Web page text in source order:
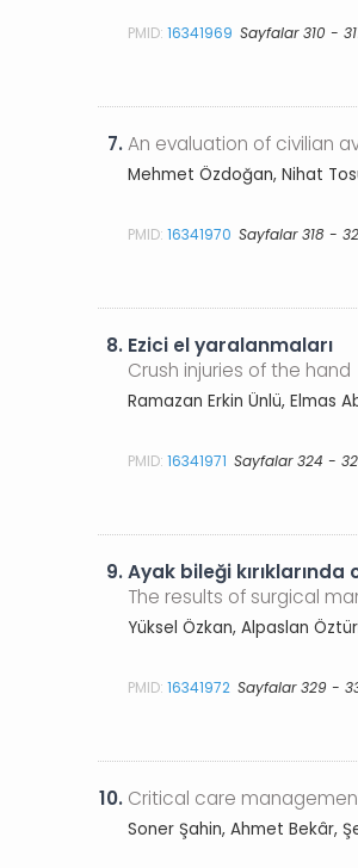
PMID:16341969 Sayfalar 310 -
7.An evaluation of civilian
Mehmet Özdoğan, Nihat
PMID:16341970 Sayfalar 318 -
8. Ezici el yaralanmaları
Crush injuries of the hand
Ramazan Erkin Ünlü, Elmas
PMID:16341971 Sayfalar 324 -
9.Ayak bileği
The results of surgical
Yüksel Özkan, Alpaslan
PMID:16341972 Sayfalar 329 -
10. Critical care
Soner Şahin, Ahmet Bekâr,